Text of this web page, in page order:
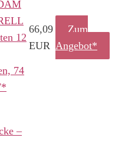
12
74
66,09
EUR
Zum
Angebot*
–